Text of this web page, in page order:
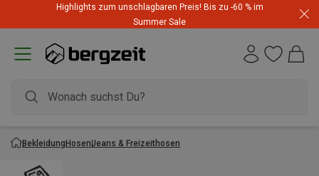
Highlights zum unschlagbaren Preis! Bis zu -60 % im
Summer Sale
BekleidungHosenJeans & Freizeithosen